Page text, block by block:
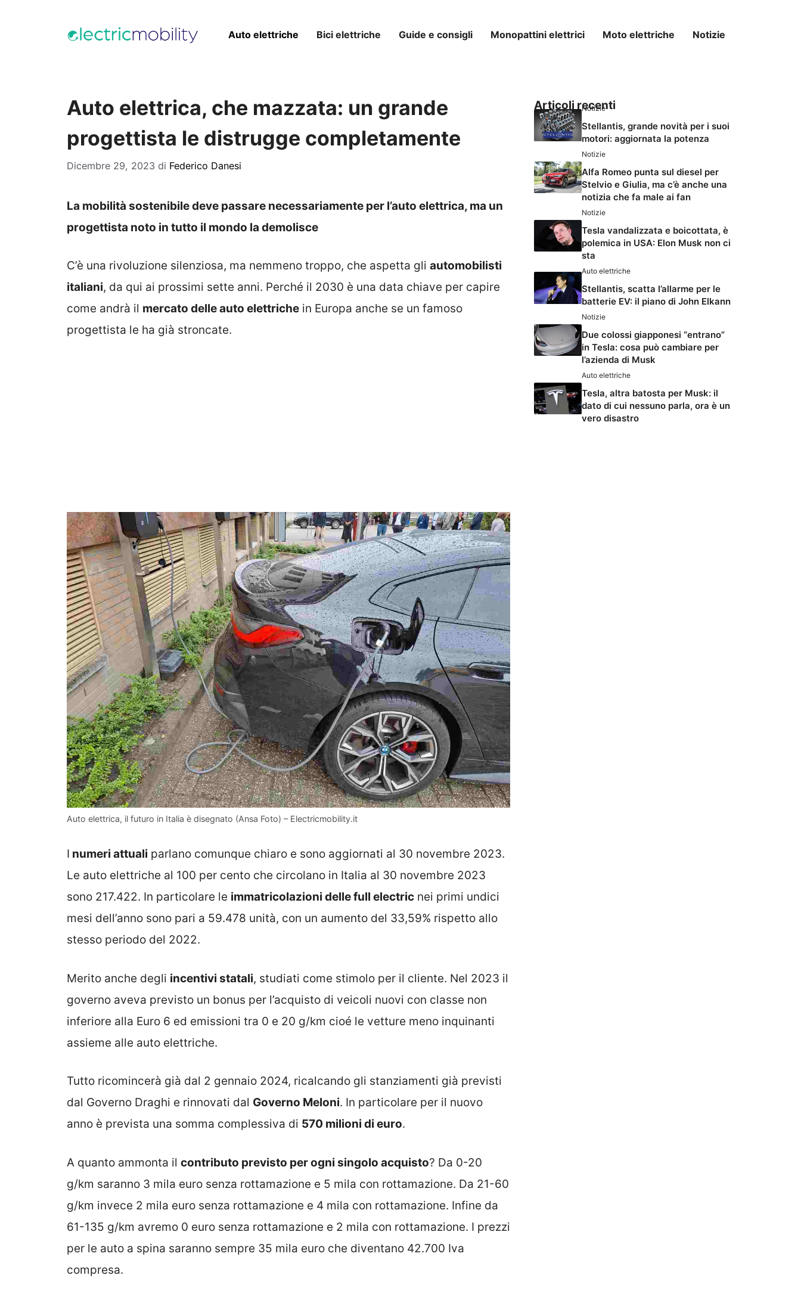
Auto elettriche Bici elettriche Guide e consigli Monopattini elettrici Moto elettriche Notizie
Auto elettrica, che mazzata: un grande
progettista le distrugge completamente
Dicembre 29, 2023 di Federico Danesi
La mobilità sostenibile deve passare necessariamente per l’auto elettrica, ma un
progettista noto in tutto il mondo la demolisce
C’è una rivoluzione silenziosa, ma nemmeno troppo, che aspetta gli automobilisti
italiani, da qui ai prossimi sette anni. Perché il 2030 è una data chiave per capire
come andrà il mercato delle auto elettriche in Europa anche se un famoso
progettista le ha già stroncate.
Auto elettrica, il futuro in Italia è disegnato (Ansa Foto) – Electricmobility.it
I numeri attuali parlano comunque chiaro e sono aggiornati al 30 novembre 2023.
Le auto elettriche al 100 per cento che circolano in Italia al 30 novembre 2023
sono 217.422. In particolare le immatricolazioni delle full electric nei primi undici
mesi dell’anno sono pari a 59.478 unità, con un aumento del 33,59% rispetto allo
stesso periodo del 2022.
Merito anche degli incentivi statali, studiati come stimolo per il cliente. Nel 2023 il
governo aveva previsto un bonus per l’acquisto di veicoli nuovi con classe non
inferiore alla Euro 6 ed emissioni tra 0 e 20 g/km cioé le vetture meno inquinanti
assieme alle auto elettriche.
Tutto ricomincerà già dal 2 gennaio 2024, ricalcando gli stanziamenti già previsti
dal Governo Draghi e rinnovati dal Governo Meloni. In particolare per il nuovo
anno è prevista una somma complessiva di 570 milioni di euro.
A quanto ammonta il contributo previsto per ogni singolo acquisto? Da 0-20
g/km saranno 3 mila euro senza rottamazione e 5 mila con rottamazione. Da 21-60
g/km invece 2 mila euro senza rottamazione e 4 mila con rottamazione. Infine da
61-135 g/km avremo 0 euro senza rottamazione e 2 mila con rottamazione. I prezzi
per le auto a spina saranno sempre 35 mila euro che diventano 42.700 Iva
compresa.
Articoli recenti
Notizie
Stellantis, grande novità per i suoi
motori: aggiornata la potenza
Notizie
Alfa Romeo punta sul diesel per
Stelvio e Giulia, ma c’è anche una
notizia che fa male ai fan
Notizie
Tesla vandalizzata e boicottata, è
polemica in USA: Elon Musk non ci
sta
Auto elettriche
Stellantis, scatta l’allarme per le
batterie EV: il piano di John Elkann
Notizie
Due colossi giapponesi “entrano”
in Tesla: cosa può cambiare per
l’azienda di Musk
Auto elettriche
Tesla, altra batosta per Musk: il
dato di cui nessuno parla, ora è un
vero disastro